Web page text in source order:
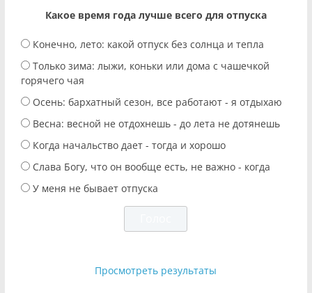
Какое время года лучше всего для отпуска
Конечно, лето: какой отпуск без солнца и тепла
Только зима: лыжи, коньки или дома с чашечкой
горячего чая
Осень: бархатный сезон, все работают - я отдыхаю
Весна: весной не отдохнешь - до лета не дотянешь
Когда начальство дает - тогда и хорошо
Слава Богу, что он вообще есть, не важно - когда
У меня не бывает отпуска
Просмотреть результаты